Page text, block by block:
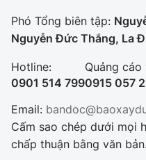
Phó Tổng biên tập:
Nguyễn Đức Thắng, La
Hotline:
0901 514 799
Quảng cáo
0915 057
Email:
Cấm sao chép dưới mọi
chấp thuận bằng văn bản.